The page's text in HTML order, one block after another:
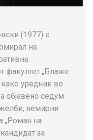
(1977) е
на
факултет „Блаже
како уредник во
објавено седум
немирни
„Роман на
за